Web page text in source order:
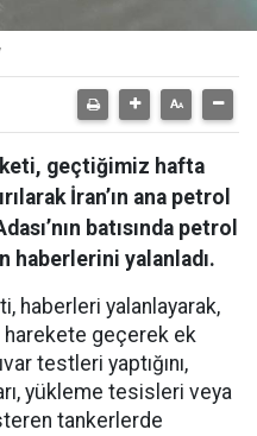
geçtiğimiz hafta
İran’ın ana petrol
batısında petrol
haberlerini yalanladı.
haberleri yalanlayarak,
harekete geçerek ek
testleri yaptığını,
yükleme tesisleri veya
tankerlerde